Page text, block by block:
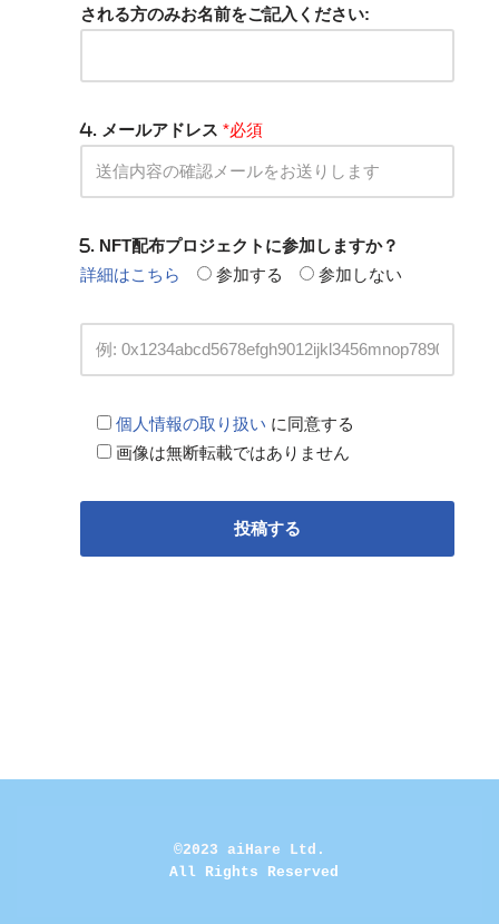
される方のみお名前をご記入ください:
. メールアドレス *必須
. NFT配布プロジェクトに参加しますか？
詳細はこちら
参加する 参加しない
個人情報の取り扱い に同意する
画像は無断転載ではありません
©2023 aiHare Ltd.
All Rights Reserved